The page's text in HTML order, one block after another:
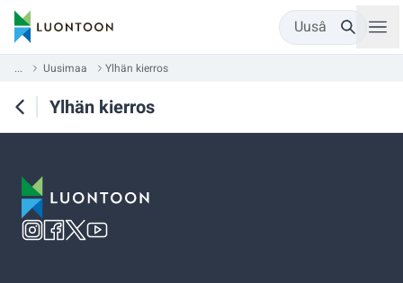
Uusâ
... Uusimaa Ylhän kierros
Ylhän kierros